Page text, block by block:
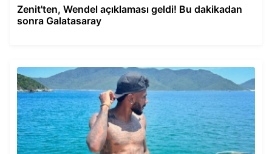
Zenit'ten, Wendel açıklaması geldi! Bu dakikadan
sonra Galatasaray